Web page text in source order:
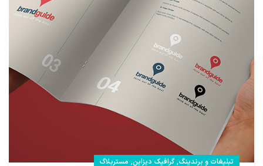
تبلیغات و برندینگ,گرافیک دیزاین, مستربلاگ